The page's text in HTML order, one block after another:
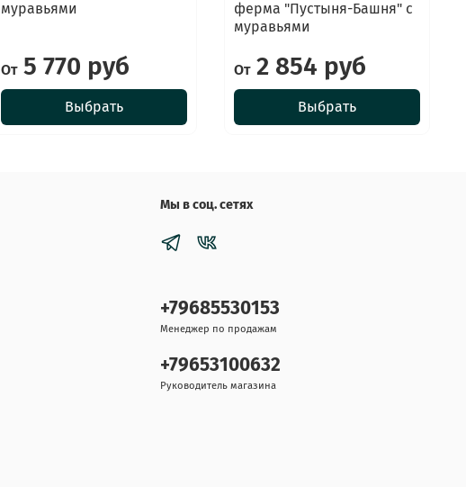
муравьями
От5 770 руб
Выбрать
ферма "Пустыня-Башня" с
муравьями
От2 854 руб
Выбрать
Мы в соц. сетях
+79685530153
Менеджер по продажам
+79653100632
Руководитель магазина